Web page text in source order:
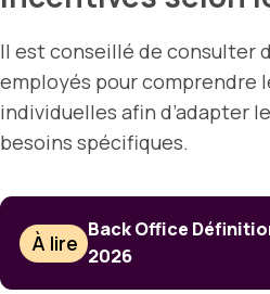
Il est conseillé de consulter
employés pour comprendre
individuelles afin d’adapter
besoins spécifiques.
À lire
Back Office
2026